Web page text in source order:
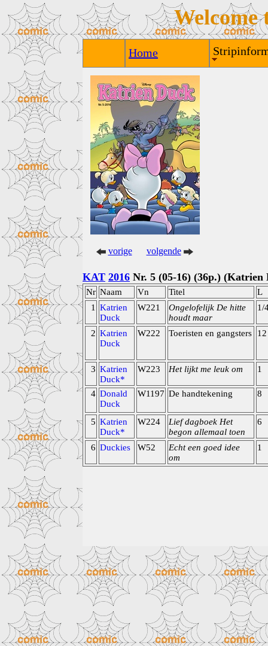
Welcome
Home
vorige volgende
KAT 2016 Nr. 5 (05-16) (36p.) (Katrien
Nr Naam Vn Titel
L
1
Katrien
Duck
W221
Ongelofelijk De hitte
houdt maar
1/
2 Katrien
Duck
W222 Toeristen en gangsters 12
3 Katrien
Duck*
W223 Het lijkt me leuk om 1
4 Donald
Duck
W1197 De handtekening 8
5 Katrien
Duck*
W224
Lief dagboek Het
begon allemaal toen
6
6 Duckies W52
Echt een goed idee
om
1